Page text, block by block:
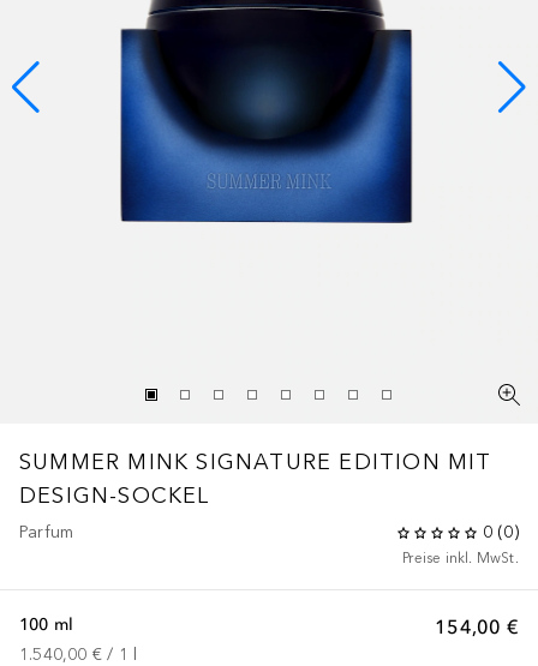
SUMMER MINK SIGNATURE EDITION MIT
DESIGN-SOCKEL
Parfum 0 (0)
Preise inkl. MwSt.
154,00 €
100 ml
1.540,00 € / 1